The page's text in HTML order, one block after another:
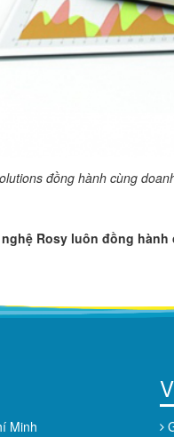
đồng hành cùng
Rosy luôn đồng
Minh